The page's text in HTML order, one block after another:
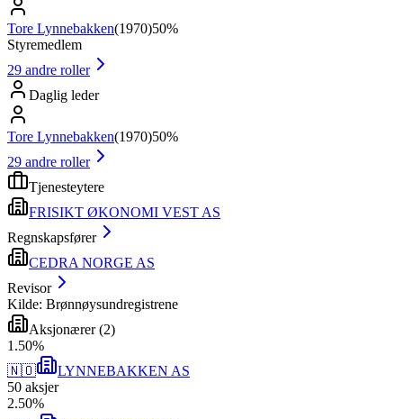
Tore Lynnebakken(1970)50%
Styremedlem
29 andre roller
Daglig leder
Tore Lynnebakken(1970)50%
29 andre roller
Tjenesteytere
FRISIKT ØKONOMI VEST AS
Regnskapsfører
CEDRA NORGE AS
Revisor
Kilde: Brønnøysundregistrene
Aksjonærer(2)
1 .50%
🇳🇴
LYNNEBAKKEN AS
50 aksjer
2.50%